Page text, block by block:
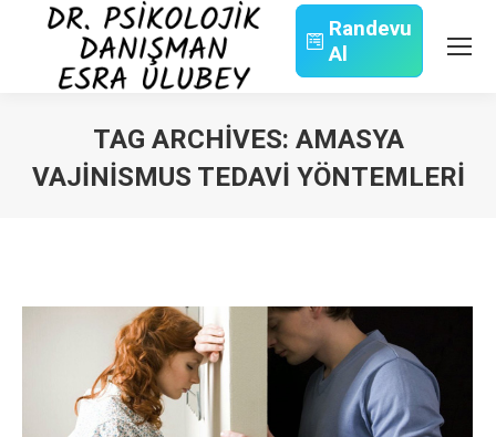
Randevu
Al
TAG ARCHIVES: AMASYA
VAJINISMUS TEDAVI YÖNTEMLERI